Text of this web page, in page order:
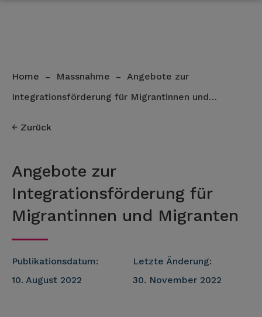
Home – Massnahme –
Angebote zur
Integrationsförderung für Migrantinnen und…
Zurück
Angebote zur
Integrationsförderung für
Migrantinnen und Migranten
Publikationsdatum:
10. August 2022
Letzte Änderung:
30. November 2022